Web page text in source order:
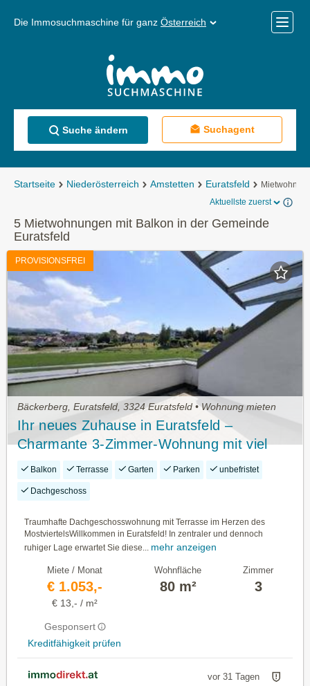
Die Immosuchmaschine für ganz Österreich
Menü
Suche ändern Suchagent
Startseite Niederösterreich Amstetten Euratsfeld
Aktuellste zuerst
5 Mietwohnungen mit Balkon in der Gemeinde
Euratsfeld
PROVISIONSFREI
Bäckerberg, Euratsfeld, 3324 Euratsfeld • Wohnung mieten
Ihr neues Zuhause in Euratsfeld –
Charmante 3-Zimmer-Wohnung mit viel
Lebensqualität
Balkon Terrasse Garten Parken unbefristet
Dachgeschoss
Traumhafte Dachgeschosswohnung mit Terrasse im Herzen des
MostviertelsWillkommen in Euratsfeld! In zentraler und dennoch
ruhiger Lage erwartet Sie diese...
mehr anzeigen
Miete / Monat
€ 1.053,-
€ 13,- / m²
Gesponsert
Kreditfähigkeit prüfen
Wohnfläche
80 m²
Zimmer
3
vor 31 Tagen